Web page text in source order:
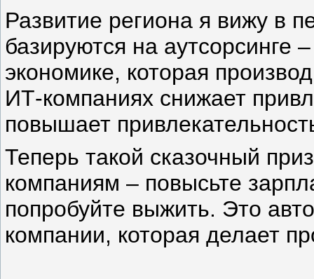
Развитие региона я вижу в
базируются на аутсорсинге
экономике, которая
ИТ-компаниях снижает
повышает
Теперь такой сказочный
компаниям – повысьте
попробуйте выжить. Это
компании, которая делает